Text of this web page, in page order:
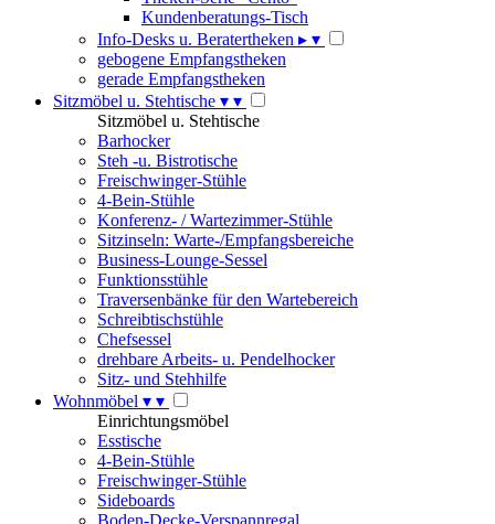
Kundenberatungs-Tisch
Info-Desks u. Beratertheken ▸ ▾
gebogene Empfangstheken
gerade Empfangstheken
Sitzmöbel u. Stehtische ▾ ▾
Sitzmöbel u. Stehtische
Barhocker
Steh -u. Bistrotische
Freischwinger-Stühle
4-Bein-Stühle
Konferenz- / Wartezimmer-Stühle
Sitzinseln: Warte-/Empfangsbereiche
Business-Lounge-Sessel
Funktionsstühle
Traversenbänke für den Wartebereich
Schreibtischstühle
Chefsessel
drehbare Arbeits- u. Pendelhocker
Sitz- und Stehhilfe
Wohnmöbel ▾ ▾
Einrichtungsmöbel
Esstische
4-Bein-Stühle
Freischwinger-Stühle
Sideboards